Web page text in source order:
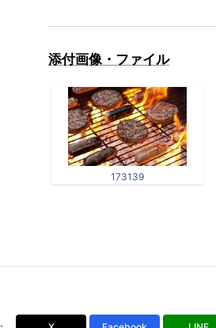
添付画像・ファイル
173139